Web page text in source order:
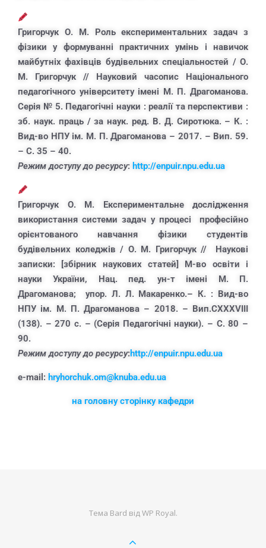
Григорчук О. М. Роль експериментальних задач з
фізики у формуванні практичних умінь і навичок
майбутніх фахівців будівельних спеціальностей / О.
М. Григорчук // Науковий часопис Національного
педагогічного університету імені М. П. Драгоманова.
Серія № 5. Педагогічні науки : реалії та перспективи :
зб. наук. праць / за наук. ред. В. Д. Сиротюка. – К. :
Вид-во НПУ ім. М. П. Драгоманова – 2017. – Вип. 59.
– С. 35 – 40.
Режим доступу до ресурсу: http://enpuir.npu.edu.ua
Григорчук О. М. Експериментальне дослідження
використання системи задач у процесі професійно
орієнтованого навчання фізики студентів
будівельних коледжів / О. М. Григорчук // Наукові
записки: [збірник наукових статей] М-во освіти і
науки України, Нац. пед. ун-т імені М. П.
Драгоманова; упор. Л. Л. Макаренко.– К. : Вид-во
НПУ ім. М. П. Драгоманова – 2018. – Вип.CXXXVIII
(138). – 270 с. – (Cерія Педагогічні науки). – С. 80 –
90.
Режим доступу до ресурсу:http://enpuir.npu.edu.ua
e-mail: hryhorchuk.om@knuba.edu.ua
на головну сторінку кафедри
Тема Bard відWP Royal.